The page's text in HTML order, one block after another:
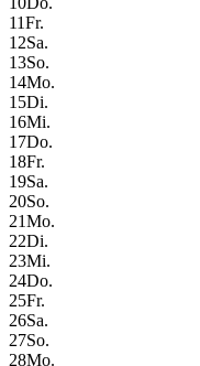
11Fr.
12Sa.
13So.
14Mo.
15Di.
16Mi.
17Do.
18Fr.
19Sa.
20So.
21Mo.
22Di.
23Mi.
24Do.
25Fr.
26Sa.
27So.
28Mo.